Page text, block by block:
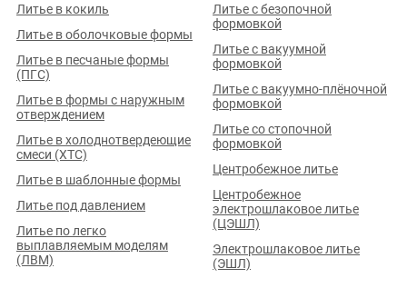
Литье в кокиль
Литье в оболочковые формы
Литье в песчаные формы
(ПГС)
Литье в формы с наружным
отверждением
Литье в холоднотвердеющие
смеси (ХТС)
Литье в шаблонные формы
Литье под давлением
Литье по легко
выплавляемым моделям
(ЛВМ)
Литье с безопочной
формовкой
Литье с вакуумной
формовкой
Литье с вакуумно-плёночной
формовкой
Литье со стопочной
формовкой
Центробежное литье
Центробежное
электрошлаковое литье
(ЦЭШЛ)
Электрошлаковое литье
(ЭШЛ)
Кемеровская обл., г. Кемерово, ул. Базовая, д. 1В
Стаж (лет):19 Сотрудников: 45 Площадь (м²):
Подробнее о предприятии
ООО «ТОЧНАЯ МЕХАНИКА И МАТЕРИАЛЫ»
Рейтинг по отзывам:
(0.0)
Кемеровская обл., г. Новокузнецк, ул. Полевая, д. 27Б